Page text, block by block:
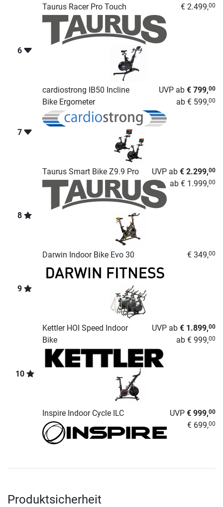
Taurus Racer Pro Touch € 2.499,00
6
cardiostrong IB50 Incline
Bike Ergometer
UVPab € 799,00
ab € 599,00
7
Taurus Smart Bike Z9.9 Pro UVPab € 2.299,00
ab € 1.999,00
8
Darwin Indoor Bike Evo 30 € 349,00
9
Kettler HOI Speed Indoor
Bike
UVPab € 1.899,00
ab € 999,00
10
Inspire Indoor Cycle ILC UVP € 999,00
€ 699,00
Produktsicherheit